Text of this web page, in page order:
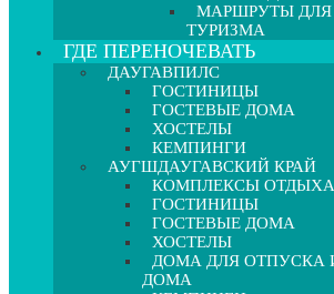
МАРШРУТЫ ДЛЯ
ТУРИЗМА
ГДЕ ПЕРЕНОЧЕВАТЬ
ДАУГАВПИЛС
ГОСТИНИЦЫ
ГОСТЕВЫЕ ДОМА
ХОСТЕЛЫ
КЕМПИНГИ
АУГШДАУГАВСКИЙ КРАЙ
КОМПЛЕКСЫ ОТДЫХА
ГОСТИНИЦЫ
ГОСТЕВЫЕ ДОМА
ХОСТЕЛЫ
ДОМА ДЛЯ ОТПУСКА
ДОМА